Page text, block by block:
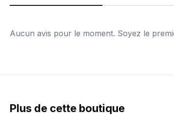
Aucun avis pour le moment. Soyez le
Plus de cette boutique